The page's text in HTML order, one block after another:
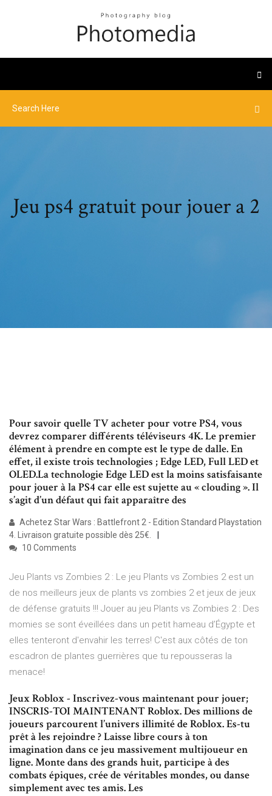
Jeu ps4 gratuit pour jouer a 2
Pour savoir quelle TV acheter pour votre PS4, vous
devrez comparer différents téléviseurs 4K. Le premier
élément à prendre en compte est le type de dalle. En
effet, il existe trois technologies ; Edge LED, Full LED et
OLED.La technologie Edge LED est la moins satisfaisante
pour jouer à la PS4 car elle est sujette au « clouding ». Il
s’agit d’un défaut qui fait apparaître des
Achetez Star Wars : Battlefront 2 - Edition Standard Playstation
4. Livraison gratuite possible dès 25€.
10 Comments
Jeu Plants vs Zombies 2 : Le jeu Plants vs Zombies 2 est un
de nos meilleurs jeux de plants vs zombies 2 et jeux de jeux
de défense gratuits !!! Jouer au jeu Plants vs Zombies 2 : Des
momies se sont éveillées dans un petit hameau d’Égypte et
elles tenteront d'envahir les terres! C'est aux côtés de ton
escadron de plantes guerrières que tu repousseras la
menace!
Jeux Roblox - Inscrivez-vous maintenant pour jouer;
INSCRIS-TOI MAINTENANT Roblox. Des millions de
joueurs parcourent l’univers illimité de Roblox. Es-tu
prêt à les rejoindre ? Laisse libre cours à ton
imagination dans ce jeu massivement multijoueur en
ligne. Monte dans des grands huit, participe à des
combats épiques, crée de véritables mondes, ou danse
simplement avec tes amis. Les